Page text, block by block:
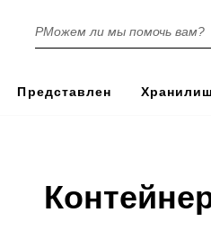
А
в
о
Представлен